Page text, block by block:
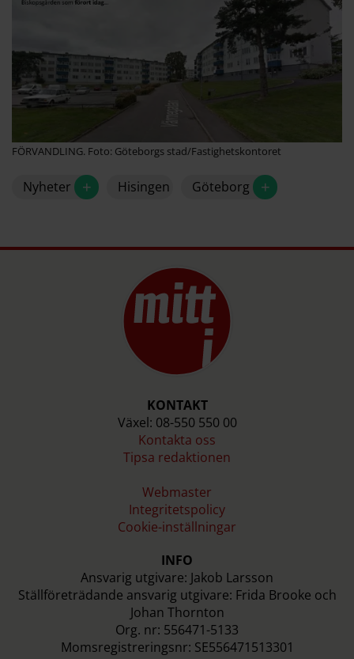
FÖRVANDLING. Foto: Göteborgs stad/Fastighetskontoret
Nyheter + Hisingen Göteborg +
KONTAKT
Växel: 08-550 550 00
Kontakta oss
Tipsa redaktionen
Webmaster
Integritetspolicy
Cookie-inställningar
INFO
Ansvarig utgivare: Jakob Larsson
Ställföreträdande ansvarig utgivare: Frida Brooke och
Johan Thornton
Org. nr: 556471-5133
Momsregistreringsnr: SE556471513301